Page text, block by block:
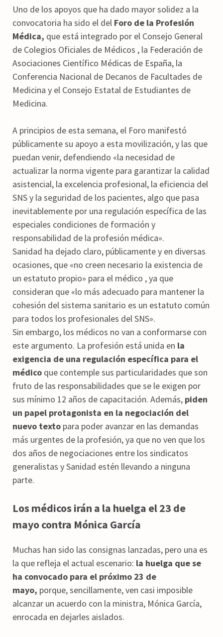
Uno de los apoyos que ha dado mayor solidez a la
convocatoria ha sido el del Foro de la Profesión
Médica, que está integrado por el Consejo General
de Colegios Oficiales de Médicos , la Federación de
Asociaciones Científico Médicas de España, la
Conferencia Nacional de Decanos de Facultades de
Medicina y el Consejo Estatal de Estudiantes de
Medicina.
A principios de esta semana, el Foro manifestó
públicamente su apoyo a esta movilización, y las que
puedan venir, defendiendo «la necesidad de
actualizar la norma vigente para garantizar la calidad
asistencial, la excelencia profesional, la eficiencia del
SNS y la seguridad de los pacientes, algo que pasa
inevitablemente por una regulación específica de las
especiales condiciones de formación y
responsabilidad de la profesión médica».
Sanidad ha dejado claro, públicamente y en diversas
ocasiones, que «no creen necesario la existencia de
un estatuto propio» para el médico , ya que
consideran que «lo más adecuado para mantener la
cohesión del sistema sanitario es un estatuto común
para todos los profesionales del SNS».
Sin embargo, los médicos no van a conformarse con
este argumento. La profesión está unida en la
exigencia de una regulación específica para el
médico que contemple sus particularidades que son
fruto de las responsabilidades que se le exigen por
sus mínimo 12 años de capacitación. Además, piden
un papel protagonista en la negociación del
nuevo texto para poder avanzar en las demandas
más urgentes de la profesión, ya que no ven que los
dos años de negociaciones entre los sindicatos
generalistas y Sanidad estén llevando a ninguna
parte.
Los médicos irán a la huelga el 23 de
mayo contra Mónica García
Muchas han sido las consignas lanzadas, pero una es
la que refleja el actual escenario: la huelga que se
ha convocado para el próximo 23 de
mayo, porque, sencillamente, ven casi imposible
alcanzar un acuerdo con la ministra, Mónica García,
enrocada en dejarles aislados.